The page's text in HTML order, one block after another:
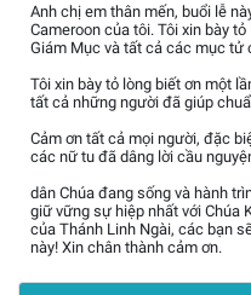
Anh chị em thân mến, buổi lễ
Cameroon của tôi. Tôi xin bày
Giám Mục và tất cả các mục tử
Tôi xin bày tỏ lòng biết ơn một
tất cả những người đã giúp
Cảm ơn tất cả mọi người, đặc
các nữ tu đã dâng lời cầu
dân Chúa đang sống và hành
giữ vững sự hiệp nhất với Chúa
của Thánh Linh Ngài, các bạn
này! Xin chân thành cảm ơn.